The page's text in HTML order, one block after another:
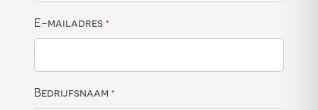
E-mailadres *
Bedrijfsnaam *